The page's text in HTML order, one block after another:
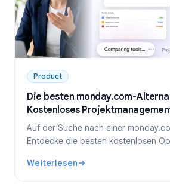
Product
Die besten monday.com-
Kostenloses
Workspace
Auf der Suche nach einer
Entdecke die besten kostenlosen
Teams: TasksBoard.
Weiterlesen
: Die besten monday.com-